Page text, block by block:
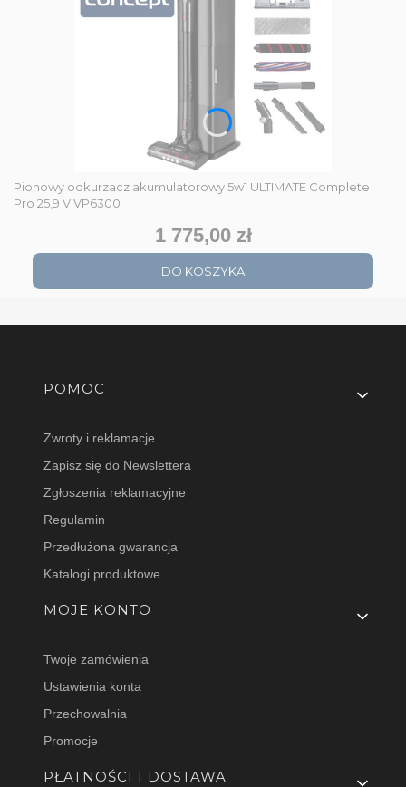
Pionowy odkurzacz akumulatorowy 5w1 ULTIMATE Complete
Pro 25,9 V VP6300
Cena
1 775,00 zł
DO KOSZYKA
Linki w stopce
POMOC
Zwroty i reklamacje
Zapisz się do Newslettera
Zgłoszenia reklamacyjne
Regulamin
Przedłużona gwarancja
Katalogi produktowe
MOJE KONTO
Twoje zamówienia
Ustawienia konta
Przechowalnia
Promocje
PŁATNOŚCI I DOSTAWA